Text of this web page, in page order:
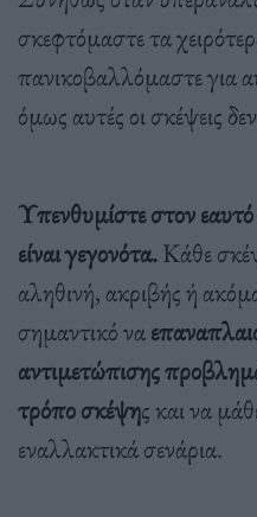
σκεφτόμαστε τα
πανικοβαλλόμαστε για
όμως αυτές οι σκέψεις
Υπενθυμίστε στον εαυτό
είναι γεγονότα.Κάθε
αληθινή, ακριβής ή
σημαντικό να
αντιμετώπισης
τρόπο σκέψης και να
εναλλακτικά σενάρια.